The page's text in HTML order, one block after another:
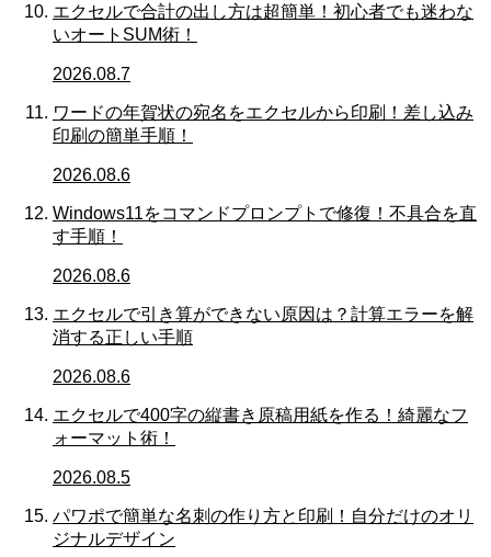
エクセルで合計の出し方は超簡単！初心者でも迷わな
いオートSUM術！
2026.08.7
ワードの年賀状の宛名をエクセルから印刷！差し込み
印刷の簡単手順！
2026.08.6
Windows11をコマンドプロンプトで修復！不具合を直
す手順！
2026.08.6
エクセルで引き算ができない原因は？計算エラーを解
消する正しい手順
2026.08.6
エクセルで400字の縦書き原稿用紙を作る！綺麗なフ
ォーマット術！
2026.08.5
パワポで簡単な名刺の作り方と印刷！自分だけのオリ
ジナルデザイン